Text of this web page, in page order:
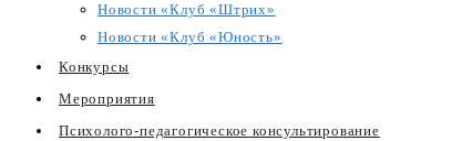
Новости «Клуб «Штрих»
Новости «Клуб «Юность»
Конкурсы
Мероприятия
Психолого-педагогическое консультирование